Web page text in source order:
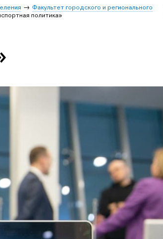
Факультет городского и регионального
политика»